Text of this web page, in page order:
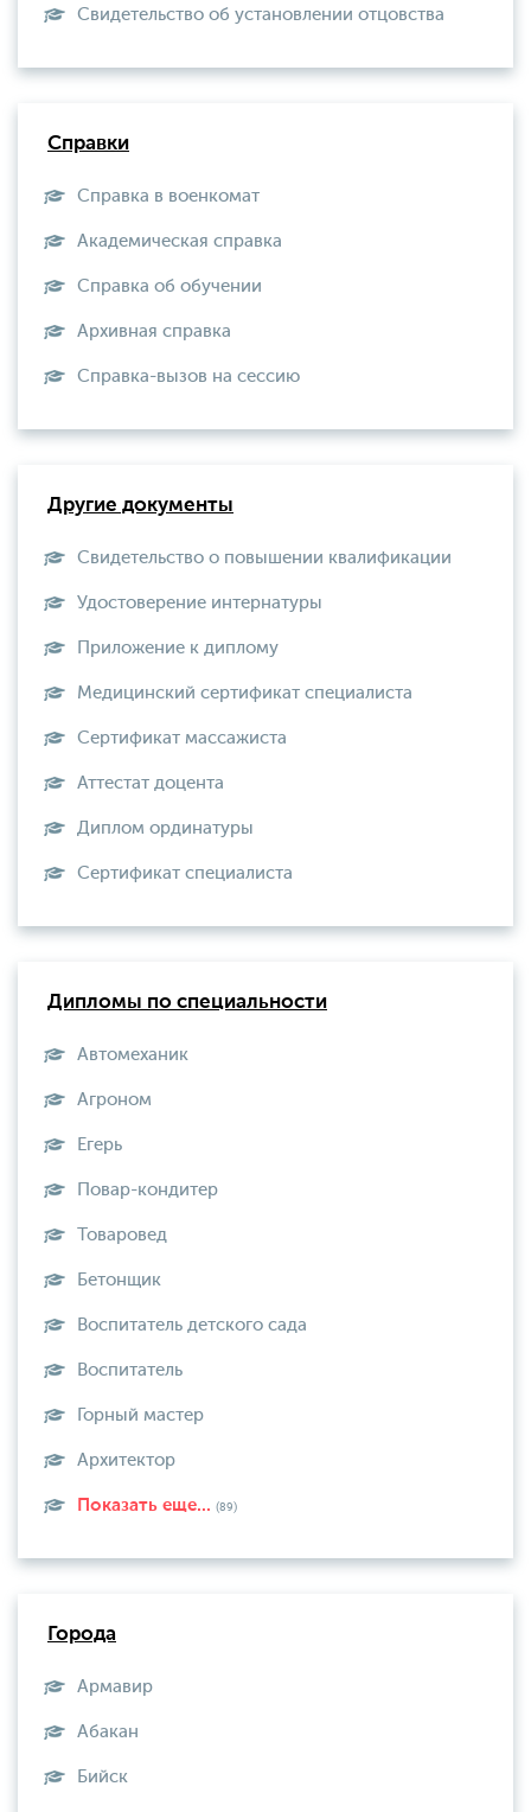
Свидетельство об установлении отцовства
Справки
Справка в военкомат
Академическая справка
Справка об обучении
Архивная справка
Справка-вызов на сессию
Другие документы
Свидетельство о повышении квалификации
Удостоверение интернатуры
Приложение к диплому
Медицинский сертификат специалиста
Сертификат массажиста
Аттестат доцента
Диплом ординатуры
Сертификат специалиста
Дипломы по специальности
Автомеханик
Агроном
Егерь
Повар-кондитер
Товаровед
Бетонщик
Воспитатель детского сада
Воспитатель
Горный мастер
Архитектор
Показать еще... (89)
Города
Армавир
Абакан
Бийск